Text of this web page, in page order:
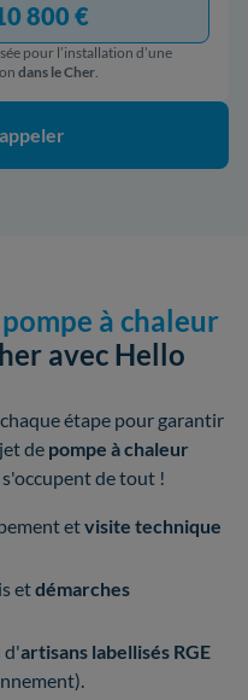
800 €
pour l’installation d’une
dans le Cher.
à chaleur
avec Hello
étape pour garantir
de pompe à chaleur
de tout !
etvisite technique
etdémarches
d'artisans labellisés RGE